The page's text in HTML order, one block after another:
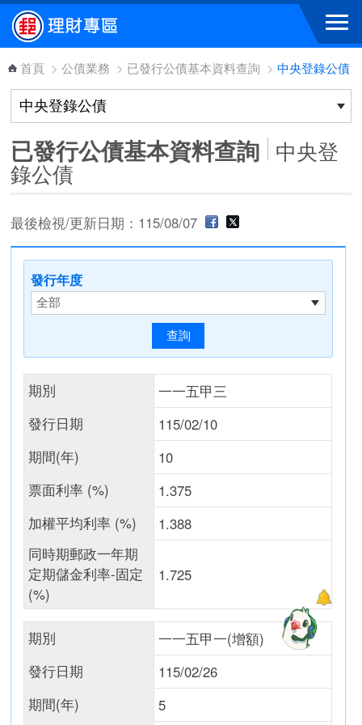
跳到主要內容區塊
首頁 > 公債業務 > 已發行公債基本資料查詢 > 中央登錄公債
已發行公債基本資料查詢 中央登
錄公債
最後檢視/更新日期：115/08/07
發行年度
期別
一一五甲三
發行日期
115/02/10
期間(年)
10
票面利率 (%)
1.375
加權平均利率 (%)
1.388
同時期郵政一年期
定期儲金利率-固定
(%)
1.725
期別
一一五甲一(增額)
發行日期
115/02/26
期間(年)
5